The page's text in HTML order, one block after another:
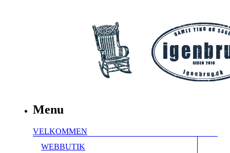
Menu
VELKOMMEN
WEBBUTIK